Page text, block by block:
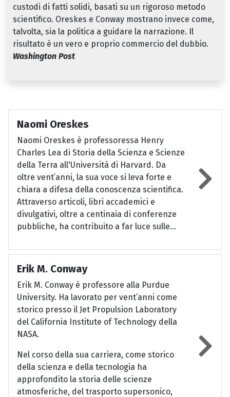
custodi di fatti solidi, basati su un rigoroso metodo
scientifico. Oreskes e Conway mostrano invece come,
talvolta, sia la politica a guidare la narrazione. Il
risultato è un vero e proprio commercio del dubbio.
Washington Post
Naomi Oreskes
Naomi Oreskes è professoressa Henry
Charles Lea di Storia della Scienza e Scienze
della Terra all'Università di Harvard. Da
oltre vent’anni, la sua voce si leva forte e
chiara a difesa della conoscenza scientifica.
Attraverso articoli, libri accademici e
divulgativi, oltre a centinaia di conferenze
pubbliche, ha contribuito a far luce sulle...
Erik M. Conway
Erik M. Conway è professore alla Purdue
University. Ha lavorato per vent’anni come
storico presso il Jet Propulsion Laboratory
del California Institute of Technology della
NASA.
Nel corso della sua carriera, come storico
della scienza e della tecnologia ha
approfondito la storia delle scienze
atmosferiche, del trasporto supersonico,